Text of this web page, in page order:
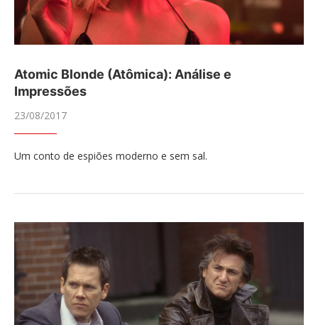
Atomic Blonde (Atômica): Análise e
Impressões
23/08/2017
Um conto de espiões moderno e sem sal.